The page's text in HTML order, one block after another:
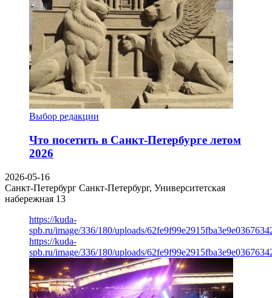
Выбор редакции
Что посетить в Санкт-Петербурге летом
2026
2026-05-16
Санкт-Петербург Санкт-Петербург, Университетская
набережная 13
https://kuda-
spb.ru/image/336/180/uploads/
https://kuda-
spb.ru/image/336/180/uploads/